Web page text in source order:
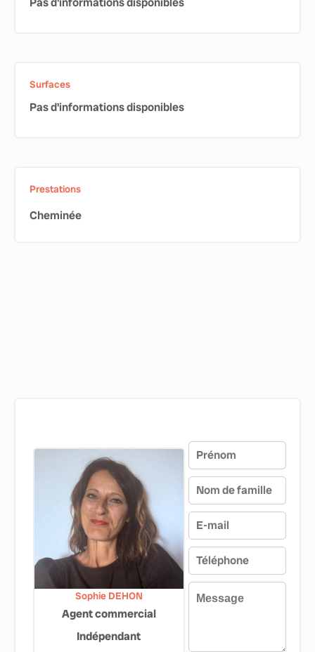
Surfaces
Pas d'informations disponibles
Prestations
Cheminée
Sophie DEHON
Agent commercial
Indépendant